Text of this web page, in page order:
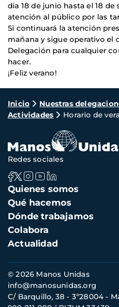
dia 18 de junio hasta el 18
atención al público por las
Si continuará la atención
mañana y sigue operativo el
Delegación para cualquier
hacer.
¡Feliz verano!
Ruta
de
navegación
Inicio Nuestras
Actividades
Horario de
Navegación
principal
Quienes somos
Qué hacemos
Dónde trabajamos
Colabora
Actualidad
Redes sociales
Información
de
contacto
© 2026 Manos Unidas
C/ Barquillo, 38 - 3º28004 -
info@manosunidas.org